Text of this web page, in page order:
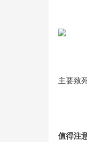
主要致
值得注